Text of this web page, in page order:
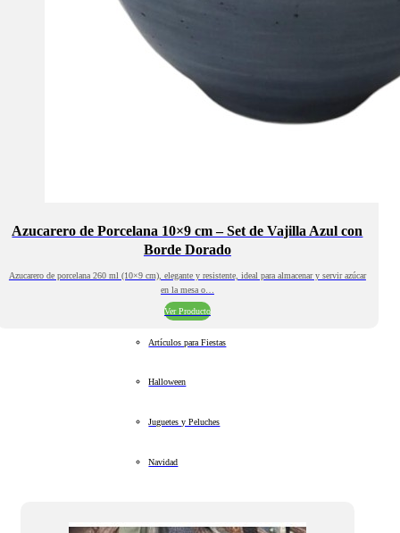
Azucarero de Porcelana 10×9 cm – Set de Vajilla Azul con
Borde Dorado
Azucarero de porcelana 260 ml (10×9 cm), elegante y resistente, ideal para almacenar y servir azúcar
en la mesa o…
Ver Producto
Artículos para Fiestas
Halloween
Juguetes y Peluches
Navidad